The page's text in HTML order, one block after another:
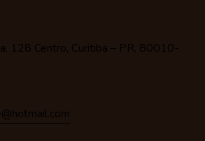
128 Centro, Curitiba – PR, 80010-